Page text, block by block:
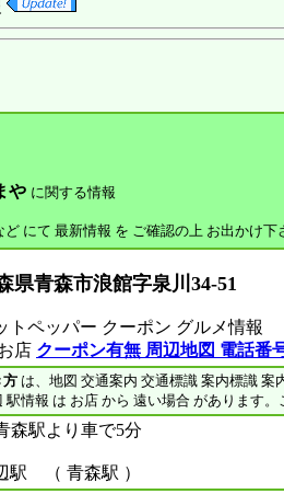
や に関する情報
にて 最新情報 を ご確認の上 お出かけ下
県青森市浪館字泉川34‐51
トペッパー クーポン グルメ情報
店 クーポン有無 周辺地図 電話番
方 は、地図 交通案内 交通標識 案内標識 案
駅情報 は お店 から 遠い場合 があります
森駅より車で5分
駅 （ 青森駅 ）